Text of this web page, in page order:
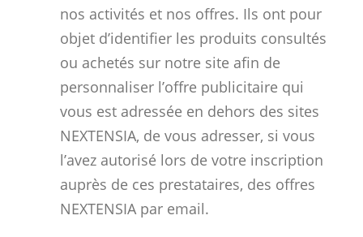
nos activités et nos offres. Ils ont pour
objet d’identifier les produits consultés
ou achetés sur notre site afin de
personnaliser l’offre publicitaire qui
vous est adressée en dehors des sites
NEXTENSIA, de vous adresser, si vous
l’avez autorisé lors de votre inscription
auprès de ces prestataires, des offres
NEXTENSIA par email.